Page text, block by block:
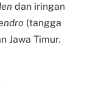
dan iringan
(tangga
Jawa Timur.